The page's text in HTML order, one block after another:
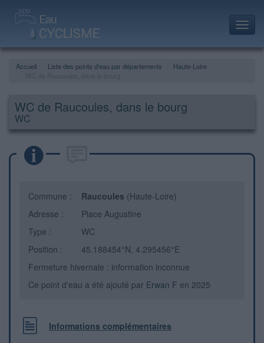
Accueil Liste des points d'eau par départements
Haute-Loire
WC de Raucoules, dans le bourg
WC
Commune : Raucoules (Haute-Loire)
Adresse :
Place Augustine
Type :
WC
Position :
45.188454°N, 4.295456°E
Fermeture hivernale : information inconnue
Ce point d'eau a été ajouté par Erwan F en 2025
Informations complémentaires